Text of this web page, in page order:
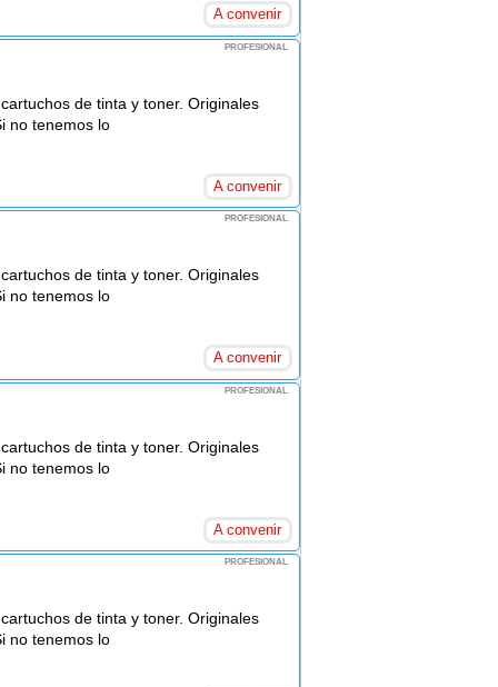
A convenir
PROFESIONAL
de tinta y toner. Originales
no tenemos lo
A convenir
PROFESIONAL
de tinta y toner. Originales
no tenemos lo
A convenir
PROFESIONAL
de tinta y toner. Originales
no tenemos lo
A convenir
PROFESIONAL
de tinta y toner. Originales
no tenemos lo